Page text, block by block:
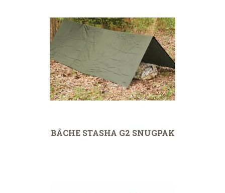
BÂCHE STASHA G2 SNUGPAK